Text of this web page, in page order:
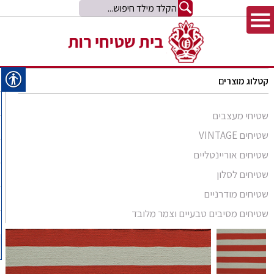
קטלוג מוצרים
שטיחי מעצבים
שטיחים VINTAGE
שטיחים אוריינטליים
סומק פרסי
סומק קווקזי
שטיח קילים
קילים אפגני
קילים הודי
שטיחי זיגלר
שטיחי משי
שטיחים לסלון
שטיחים מודרניים
Arabesque
Bliss
Comfort Shag
שטיחים מסיבים טבעיים וצמר מלובד
שטיחים מסיבים טבעיים
שטיחים מצמר מלובד